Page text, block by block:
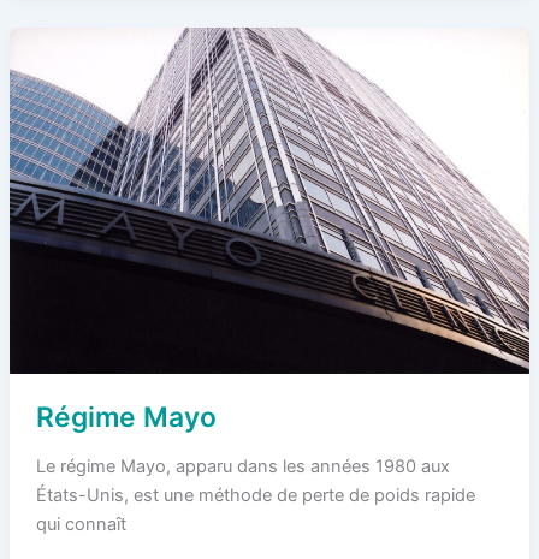
Régime Mayo
Le régime Mayo, apparu dans les années 1980 aux
États-Unis, est une méthode de perte de poids rapide
qui connaît